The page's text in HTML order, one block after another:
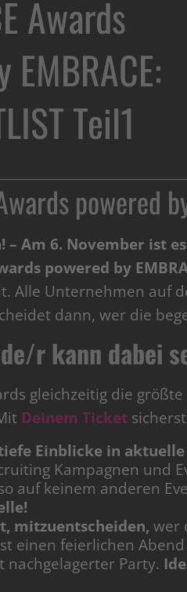
Awards
Teil1
powered
– Am 6. November ist
powered by
Alle Unternehmen auf
dann, wer die
r kann dabei
gleichzeitig die größte
Deinem Ticket
Einblicke in
Kampagnen und
auf keinem anderen
mitzuentscheiden,wer
einen feierlichen
nachgelagerter Party.